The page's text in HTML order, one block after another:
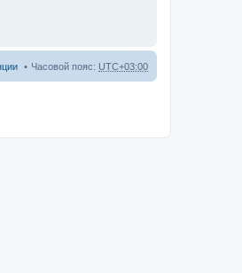
Часовой пояс: UTC+03:00